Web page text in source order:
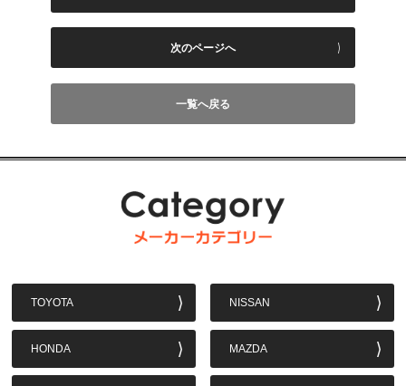
次のページへ
一覧へ戻る
TOYOTA NISSAN
HONDA MAZDA